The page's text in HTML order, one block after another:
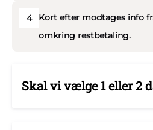
studenterkørsel og har
uddannelser.
4
Kort efter modtages info
omkring restbetaling.
Skal vi vælge 1 eller 2